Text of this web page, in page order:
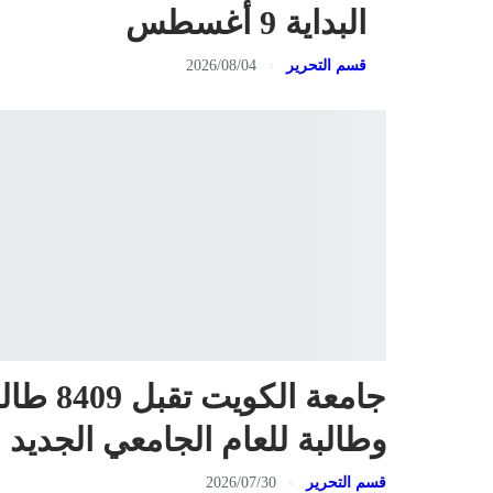
البداية 9 أغسطس
قسم التحرير 2026/08/04
جامعة الكويت تقبل
وطالبة للعام الجامعي الجديد
قسم التحرير 2026/07/30